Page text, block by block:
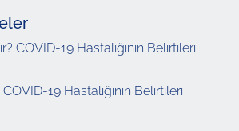
19 Hastalığının Belirtileri